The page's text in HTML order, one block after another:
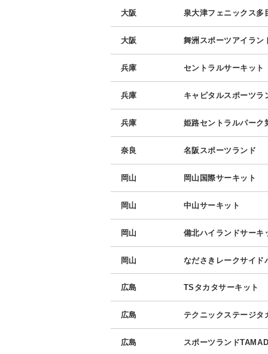
大阪 泉大津フェニックス多
大阪 舞洲スポーツアイラン
兵庫 セントラルサーキット
兵庫 キャピタルスポーツラ
兵庫 姫路セントラルパーク
奈良 名阪スポーツランド
岡山 岡山国際サーキット
岡山 中山サーキット
岡山 備北ハイランドサーキ
岡山 なださきレークサイド
広島 TSタカタサーキット
広島 テクニックステージタ
広島 スポーツランド